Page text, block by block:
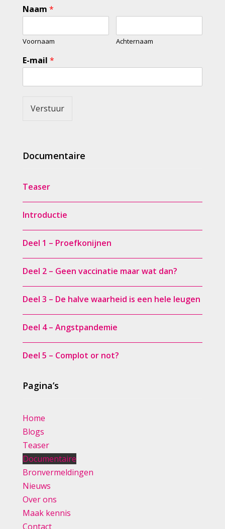
Naam *
Voornaam Achternaam
E-mail *
Verstuur
Documentaire
Teaser
Introductie
Deel 1 – Proefkonijnen
Deel 2 – Geen vaccinatie maar wat dan?
Deel 3 – De halve waarheid is een hele leugen
Deel 4 – Angstpandemie
Deel 5 – Complot or not?
Pagina’s
Home
Blogs
Teaser
Documentaire
Bronvermeldingen
Nieuws
Over ons
Maak kennis
Contact